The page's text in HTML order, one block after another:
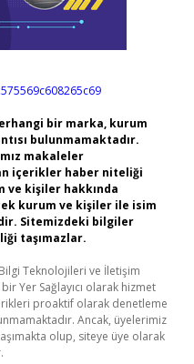
bir marka, kurum
bulunmamaktadır.
makaleler
içerikler haber niteliği
ve kişiler hakkında
kurum ve kişiler ile isim
Sitemizdeki bilgiler
taşımazlar.
Teknolojileri ve İletişim
Yer Sağlayıcı olarak hizmet
proaktif olarak denetleme
Ancak, üyelerimiz
olup, siteye üye olarak